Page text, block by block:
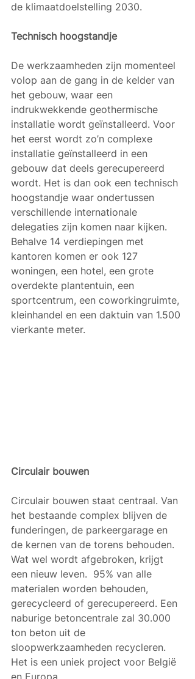
de klimaatdoelstelling 2030.
Technisch hoogstandje
De werkzaamheden zijn momenteel
volop aan de gang in de kelder van
het gebouw, waar een
indrukwekkende geothermische
installatie wordt geïnstalleerd. Voor
het eerst wordt zo’n complexe
installatie geïnstalleerd in een
gebouw dat deels gerecupereerd
wordt. Het is dan ook een technisch
hoogstandje waar ondertussen
verschillende internationale
delegaties zijn komen naar kijken.
Behalve 14 verdiepingen met
kantoren komen er ook 127
woningen, een hotel, een grote
overdekte plantentuin, een
sportcentrum, een coworkingruimte,
kleinhandel en een daktuin van 1.500
vierkante meter.
Circulair bouwen
Circulair bouwen staat centraal. Van
het bestaande complex blijven de
funderingen, de parkeergarage en
de kernen van de torens behouden.
Wat wel wordt afgebroken, krijgt
een nieuw leven.  95% van alle
materialen worden behouden,
gerecycleerd of gerecupereerd. Een
naburige betoncentrale zal 30.000
ton beton uit de
sloopwerkzaamheden recycleren.
Het is een uniek project voor België
en Europa.